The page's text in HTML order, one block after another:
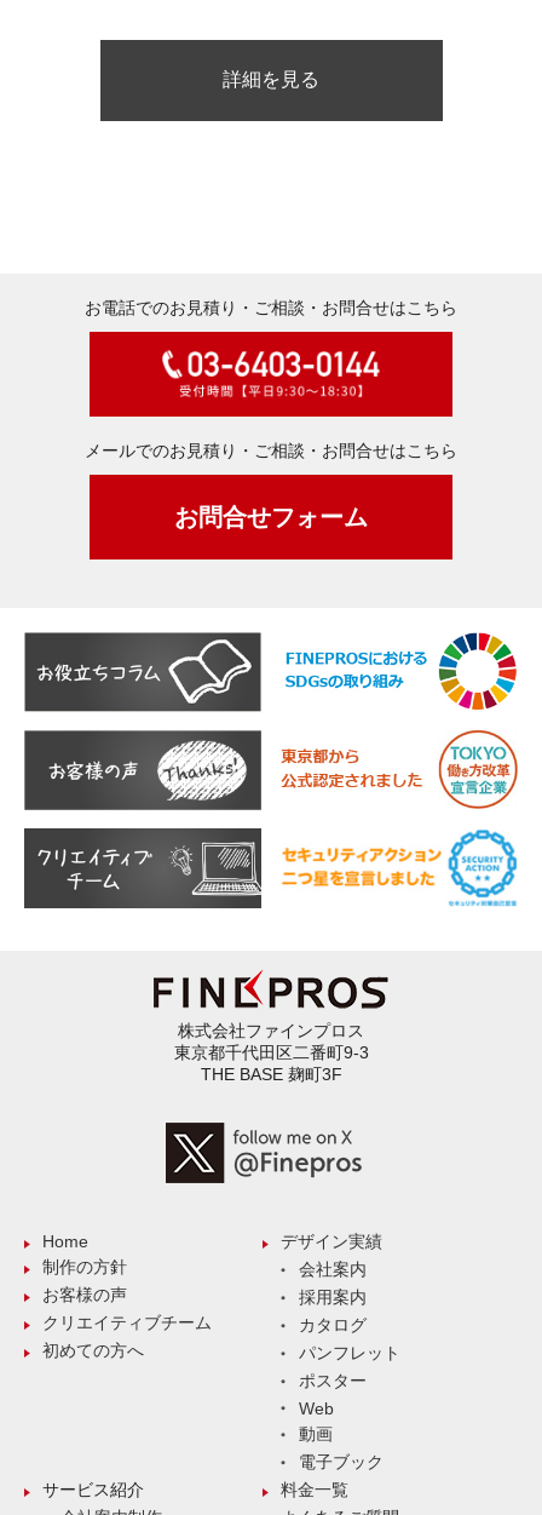
詳細を見る
お電話でのお見積り・ご相談・お問合せはこちら
メールでのお見積り・ご相談・お問合せはこちら
お問合せフォーム
株式会社ファインプロス
東京都千代田区二番町9-3
THE BASE 麹町3F
Home
制作の方針
お客様の声
クリエイティブチーム
初めての方へ
デザイン実績
会社案内
採用案内
カタログ
パンフレット
ポスター
Web
動画
電子ブック
サービス紹介
料金一覧